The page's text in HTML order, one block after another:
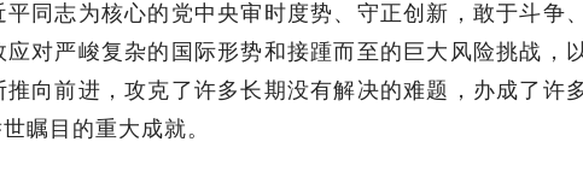
同志为核心的党中央审时度势、守正创新，敢于斗争
对严峻复杂的国际形势和接踵而至的巨大风险挑战，
向前进，攻克了许多长期没有解决的难题，办成了许
瞩目的重大成就。